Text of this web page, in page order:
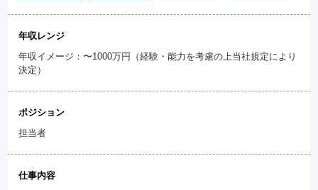
年収レンジ
年収イメージ：〜1000万円（経験・能力を考慮の上当社規定により
決定）
ポジション
担当者
仕事内容